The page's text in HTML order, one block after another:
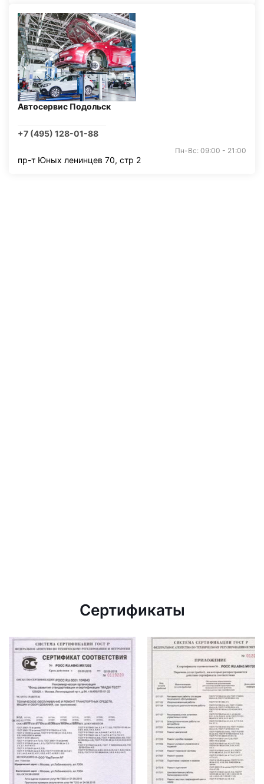
Автосервис Подольск
+7 (495) 128-01-88
Пн-Вс: 09:00 - 21:00
пр-т Юных ленинцев 70, стр 2
Сертификаты